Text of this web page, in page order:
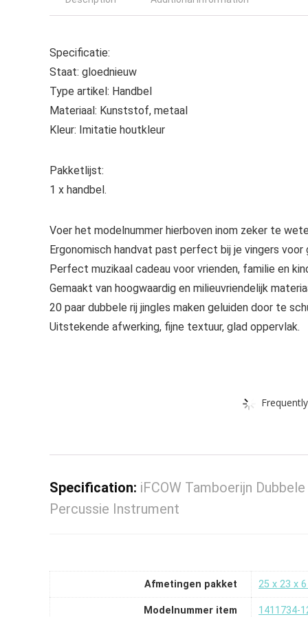
Specificatie:
Staat: gloednieuw
Type artikel: Handbel
Materiaal: Kunststof, metaal
Kleur: Imitatie houtkleur
Pakketlijst:
1 x handbel.
Voer het modelnummer hierboven inom zeker te
Ergonomisch handvat past perfect bij je vingers voor
Perfect muzikaal cadeau voor vrienden, familie en
Gemaakt van hoogwaardig en milieuvriendelijk
20 paar dubbele rij jingles maken geluiden door te
Uitstekende afwerking, fijne textuur, glad oppervlak.
Specification: iFCOW Tamboerijn
Percussie Instrument
Afmetingen pakket ‎25 x 23 x
Modelnummer item ‎1411734-